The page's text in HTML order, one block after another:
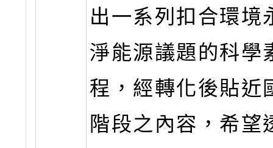
出一系列扣合環境
淨能源議題的科學
程，經轉化後貼近
階段之內容，希望